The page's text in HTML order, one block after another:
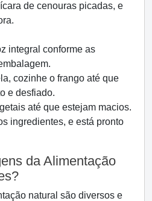
de cenouras picadas, e
integral conforme as
cozinhe o frango até que
e desfiado.
até que estejam macios.
ingredientes, e está pronto
da Alimentação
natural são diversos e